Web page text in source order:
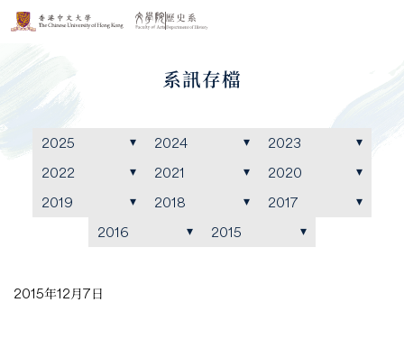
系訊存檔
2025 2024
2023
2022
2021
2020
2019
2018
2017
2016
2015
2015年12月7日